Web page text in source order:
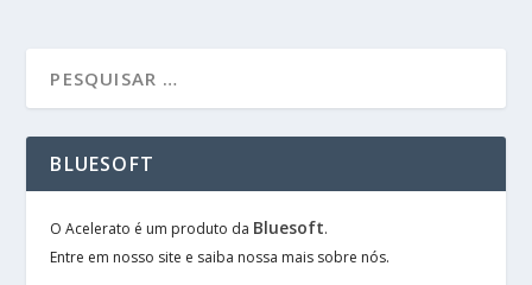
BLUESOFT
O Acelerato é um produto da Bluesoft.
Entre em nosso site e saiba nossa mais sobre nós.